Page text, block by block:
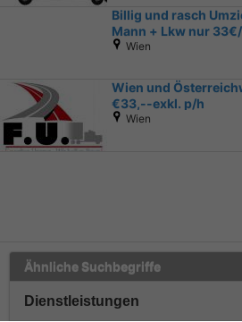
Billig und rasch
Mann + Lkw nur
Wien
Wien und
€33,--exkl. p/h
Wien
Ähnliche Suchbegriffe
Dienstleistungen